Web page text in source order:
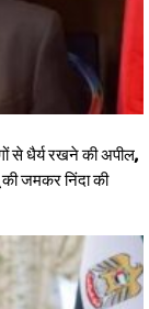
से धैर्य रखने की अपील,
जमकर निंदा की